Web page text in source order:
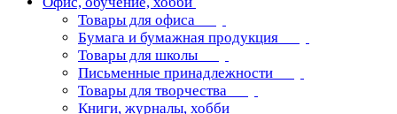
Товары для офиса
Бумага и бумажная продукция
Товары для школы
Письменные принадлежности
Товары для творчества
Книги, журналы, хобби